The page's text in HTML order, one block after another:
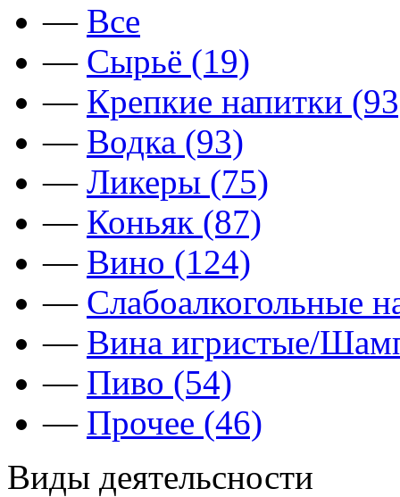
— Все
— Сырьё (19)
— Крепкие напитки
— Водка (93)
— Ликеры (75)
— Коньяк (87)
— Вино (124)
— Слабоалкогольные
— Вина игристые/
— Пиво (54)
— Прочее (46)
Виды деятельсности